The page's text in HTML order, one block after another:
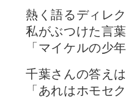
熱く語るディレ
私がぶつけた言
「マイケルの少
千葉さんの答え
「あれはホモセ